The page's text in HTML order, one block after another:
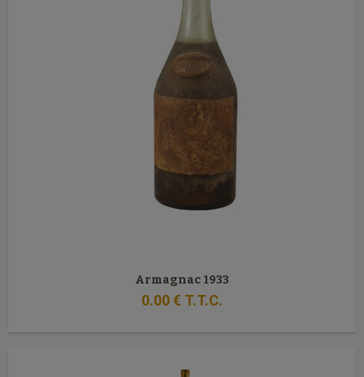
Armagnac 1933
0.00€ T.T.C.